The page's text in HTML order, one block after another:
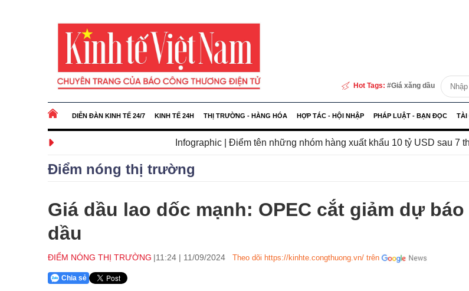
Hot Tags: Giá xăng dầu
DIỄN ĐÀN KINH TẾ 24/7 KINH TẾ 24H THỊ TRƯỜNG - HÀNG HÓA HỢP TÁC - HỘI NHẬP PHÁP LUẬT - BẠN ĐỌC TÀI
Infographic | Điểm tên những nhóm hàng xuất khẩu 10 tỷ USD sau 7 tháng
Điểm nóng thị trường
Giá dầu lao dốc mạnh: OPEC cắt giảm dự
dầu
ĐIỂM NÓNG THỊ TRƯỜNG 11:24 | 11/09/2024 Theo dõi https://kinhte.congthuong.vn/ trên
Chia sẻ